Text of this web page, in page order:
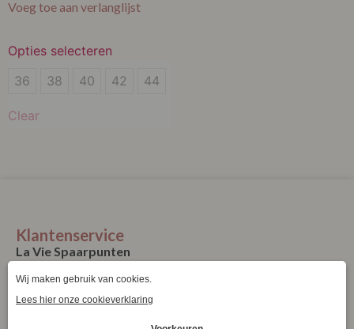
Voeg toe aan verlanglijst
Opties selecteren
36
38
36 38 40 42 44
Clear
Klantenservice
La Vie Spaarpunten
Verzending & Levering